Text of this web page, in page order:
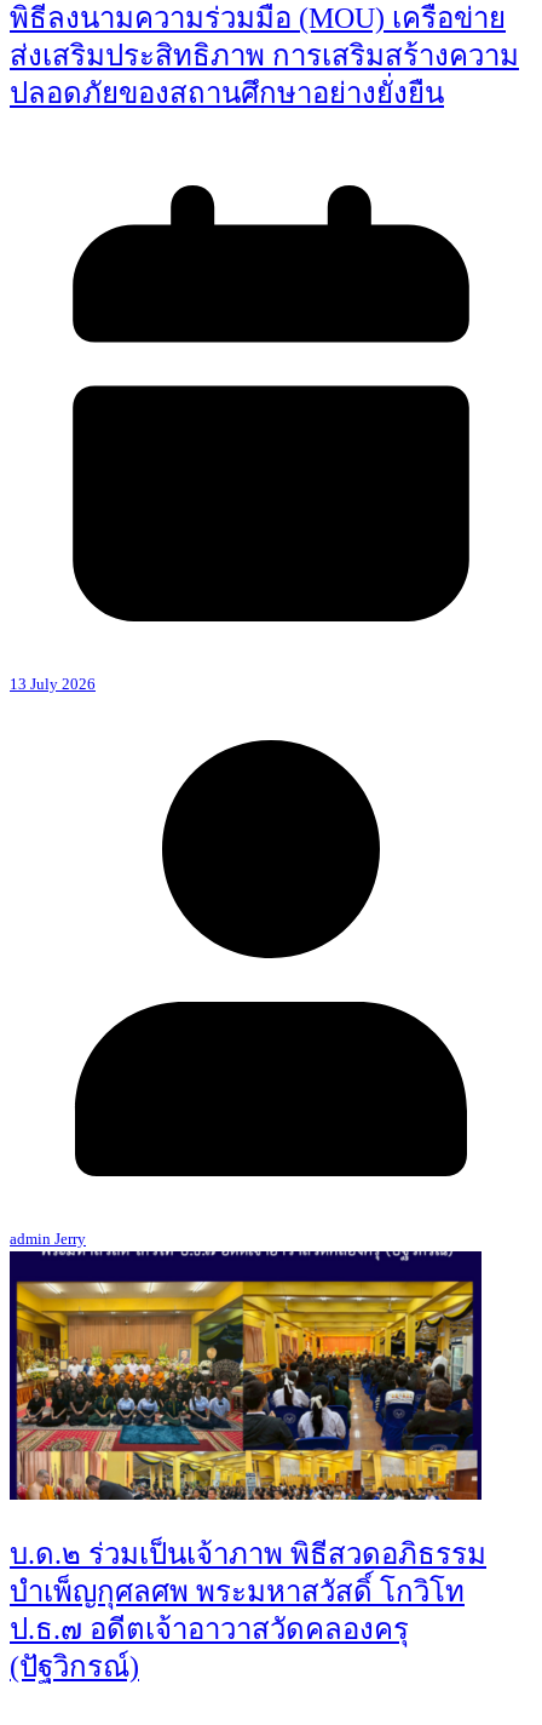
พิธีลงนามความร่วมมือ (MOU) เครือข่าย
ส่งเสริมประสิทธิภาพ การเสริมสร้างความ
ปลอดภัยของสถานศึกษาอย่างยั่งยืน
13 July 2026
admin Jerry
บ.ด.๒ ร่วมเป็นเจ้าภาพ พิธีสวดอภิธรรม
บำเพ็ญกุศลศพ พระมหาสวัสดิ์ โกวิโท
ป.ธ.๗ อดีตเจ้าอาวาสวัดคลองครุ
(ปัฐวิกรณ์)